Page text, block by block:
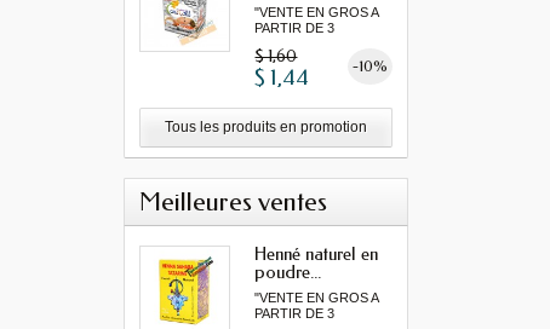
"VENTE EN GROS A
PARTIR DE 3
$ 1,60 -10%
$ 1,44
Tous les produits en promotion
Meilleures ventes
Henné naturel en
poudre...
"VENTE EN GROS A
PARTIR DE 3